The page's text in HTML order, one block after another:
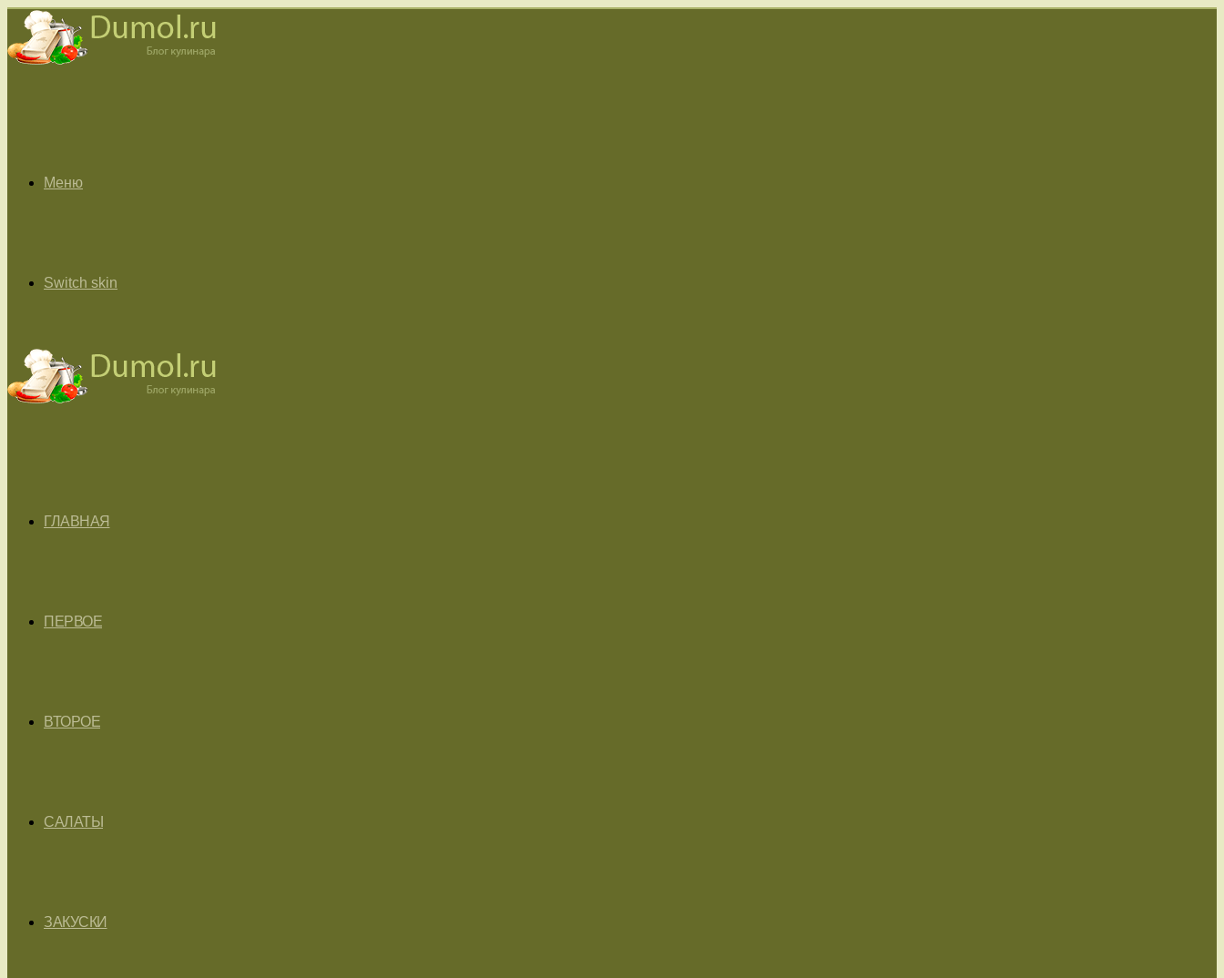
Меню
Switch skin
ГЛАВНАЯ
ПЕРВОЕ
ВТОРОЕ
САЛАТЫ
ЗАКУСКИ